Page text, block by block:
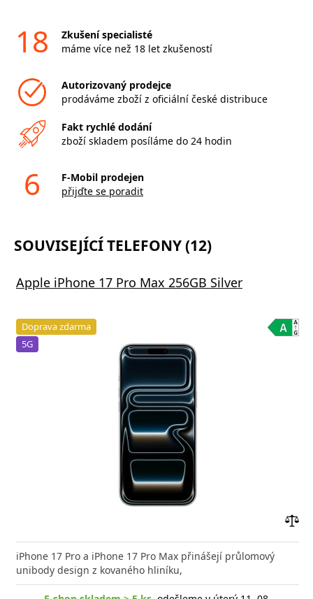
18
Zkušení specialisté
máme více než 18 let zkušeností
Autorizovaný prodejce
prodáváme zboží z oficiální české distribuce
Fakt rychlé dodání
zboží skladem posíláme do 24 hodin
6
F-Mobil prodejen
přijďte se poradit
SOUVISEJÍCÍ TELEFONY (12)
Apple iPhone 17 Pro Max 256GB Silver
Doprava zdarma
5G
iPhone 17 Pro a iPhone 17 Pro Max přinášejí průlomový
unibody design z kovaného hliníku,